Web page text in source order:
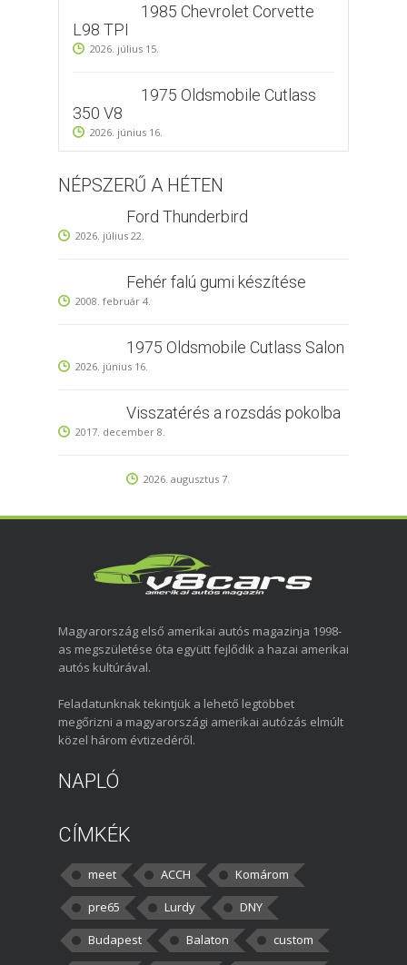
1985 Chevrolet Corvette
L98 TPI
2026. július 15.
1975 Oldsmobile Cutlass
350 V8
2026. június 16.
NÉPSZERŰ A HÉTEN
Ford Thunderbird
2026. július 22.
Fehér falú gumi készítése
2008. február 4.
1975 Oldsmobile Cutlass Salon
2026. június 16.
Visszatérés a rozsdás pokolba
2017. december 8.
2026. augusztus 7.
Magyarország első amerikai autós magazinja 1998-
as megszületése óta együtt fejlődik a hazai amerikai
autós kultúrával.
Feladatunknak tekintjük a lehető legtöbbet
megőrizni a magyarországi amerikai autózás elmúlt
közel három évtizedéről.
NAPLÓ
CÍMKÉK
meet ACCH
Komárom
pre65
Lurdy
DNY
Budapest
Balaton
custom